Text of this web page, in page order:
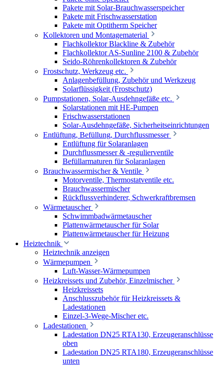
Pakete mit Solar-Brauchwasserspeicher
Pakete mit Frischwasserstation
Pakete mit Optitherm Speicher
Kollektoren und Montagematerial
Flachkollektor Blackline & Zubehör
Flachkollektor AS-Sunline 2100 & Zubehör
Seido-Röhrenkollektoren & Zubehör
Frostschutz, Werkzeug etc.
Anlagenbefüllung, Zubehör und Werkzeug
Solarflüssigkeit (Frostschutz)
Pumpstationen, Solar-Ausdehngefäße etc.
Solarstationen mit HE-Pumpen
Frischwasserstationen
Solar-Ausdehngefäße, Sicherheitseinrichtungen
Entlüftung, Befüllung, Durchflussmesser
Entlüftung für Solaranlagen
Durchflussmesser & -regulierventile
Befüllarmaturen für Solaranlagen
Brauchwassermischer & Ventile
Motorventile, Thermostatventile etc.
Brauchwassermischer
Rückflussverhinderer, Schwerkraftbremsen
Wärmetauscher
Schwimmbadwärmetauscher
Plattenwärmetauscher für Solar
Plattenwärmetauscher für Heizung
Heiztechnik
Heiztechnik anzeigen
Wärmepumpen
Luft-Wasser-Wärmepumpen
Heizkreissets und Zubehör, Einzelmischer
Heizkreissets
Anschlusszubehör für Heizkreissets &
Ladestationen
Einzel-3-Wege-Mischer etc.
Ladestationen
Ladestation DN25 RTA130, Erzeugeranschlüsse
oben
Ladestation DN25 RTA180, Erzeugeranschlüsse
unten